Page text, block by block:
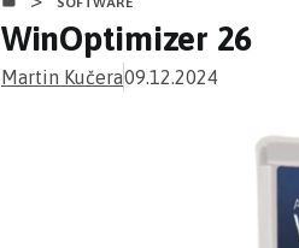
WinOptimizer 26
Martin Kučera09.12.2024